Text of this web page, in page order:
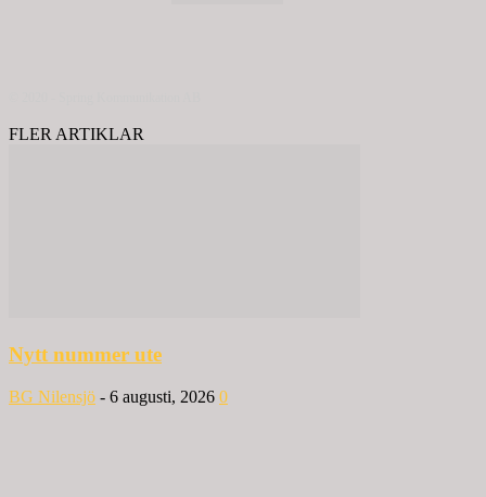
FLER ARTIKLAR
Nytt nummer ute
BG Nilensjö - 6 augusti, 2026 0